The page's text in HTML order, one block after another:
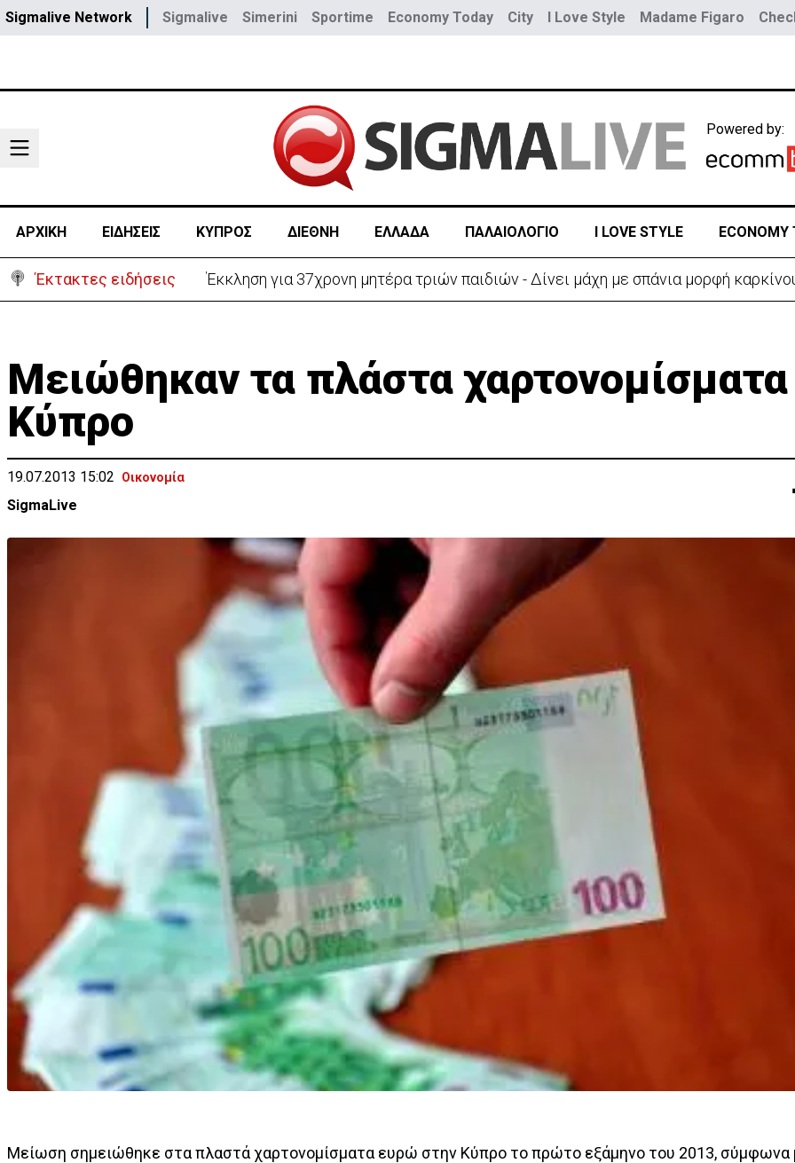
Sigmalive Network Sigmalive Simerini Sportime Economy Today City I Love Style Madame Figaro
Powered by:
ΑΡΧΙΚΗ ΕΙΔΗΣΕΙΣ ΚΥΠΡΟΣ ΔΙΕΘΝΗ ΕΛΛΑΔΑ ΠΑΛΑΙΟΛΟΓΙΟ I LOVE STYLE ECONOMY
Έκτακτες ειδήσεις Γερμανία: Συγκρούστηκαν δύο τραμ - Τουλάχιστον 25 τραυματίες, οι 7 σοβαρά
Μειώθηκαν τα πλάστα
Κύπρο
19.07.2013 15:02 Οικονομία
SigmaLive
Μείωση σημειώθηκε στα πλαστά χαρτονομίσματα ευρώ στην Κύπρο το πρώτο εξάμηνο του 2013, σύμφωνα